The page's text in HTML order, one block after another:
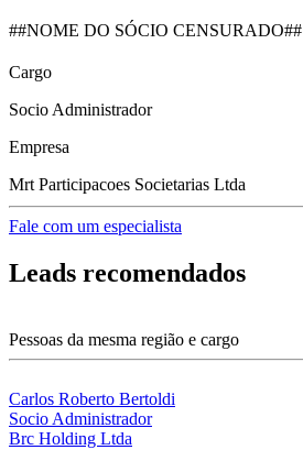
##NOME DO SÓCIO CENSURADO##
Cargo
Socio Administrador
Empresa
Mrt Participacoes Societarias Ltda
Fale com um especialista
Leads recomendados
Pessoas da mesma região e cargo
Carlos Roberto Bertoldi
Socio Administrador
Brc Holding Ltda